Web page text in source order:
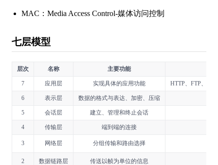
MAC：Media Access Control-媒体访问控制
七层模型
层次 名称 主要功能
7 应用层 实现具体的应用功能 HTTP、FTP、
6 表示层 数据的格式与表达、加密、压缩
5 会话层 建立、管理和终止会话
4 传输层 端到端的连接
3 网络层 分组传输和路由选择
2 数据链路层 传送以帧为单位的信息